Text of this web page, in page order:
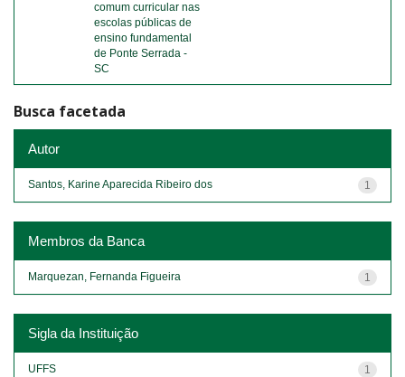
comum curricular nas
escolas públicas de
ensino fundamental
de Ponte Serrada -
SC
Busca facetada
Autor
1
Santos, Karine Aparecida Ribeiro dos
Membros da Banca
1
Marquezan, Fernanda Figueira
Sigla da Instituição
1
UFFS